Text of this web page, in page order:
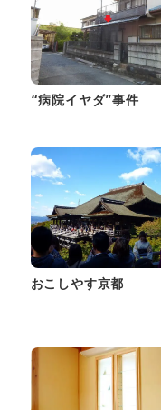
“病院イヤダ”事件
おこしやす京都